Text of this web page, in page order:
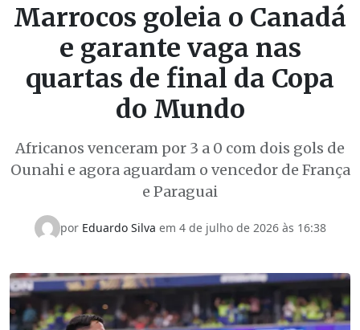
Marrocos goleia o Canadá
e garante vaga nas
quartas de final da Copa
do Mundo
Africanos venceram por 3 a 0 com dois gols de
Ounahi e agora aguardam o vencedor de França
e Paraguai
por Eduardo Silva em 4 de julho de 2026 às 16:38